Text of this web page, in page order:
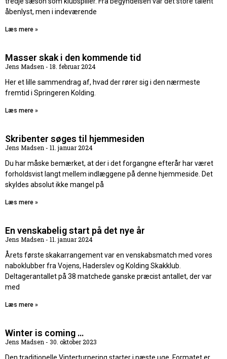
åbenlyst, men i indeværende
Læs mere »
Masser skak i den kommende tid
Jens Madsen
18. februar 2024
Her et lille sammendrag af, hvad der rører sig i den nærmeste
fremtid i Springeren Kolding.
Læs mere »
Skribenter søges til hjemmesiden
Jens Madsen
11. januar 2024
Du har måske bemærket, at der i det forgangne efterår har været
forholdsvist langt mellem indlæggene på denne hjemmeside. Det
skyldes absolut ikke mangel på
Læs mere »
En venskabelig start på det nye år
Jens Madsen
11. januar 2024
Årets første skakarrangement var en venskabsmatch med vores
naboklubber fra Vojens, Haderslev og Kolding Skakklub.
Deltagerantallet på 38 matchede ganske præcist antallet, der var
med
Læs mere »
Winter is coming …
Jens Madsen
30. oktober 2023